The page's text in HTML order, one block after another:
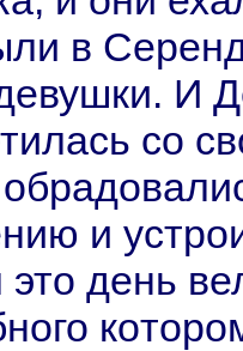
в
И
со
и
день